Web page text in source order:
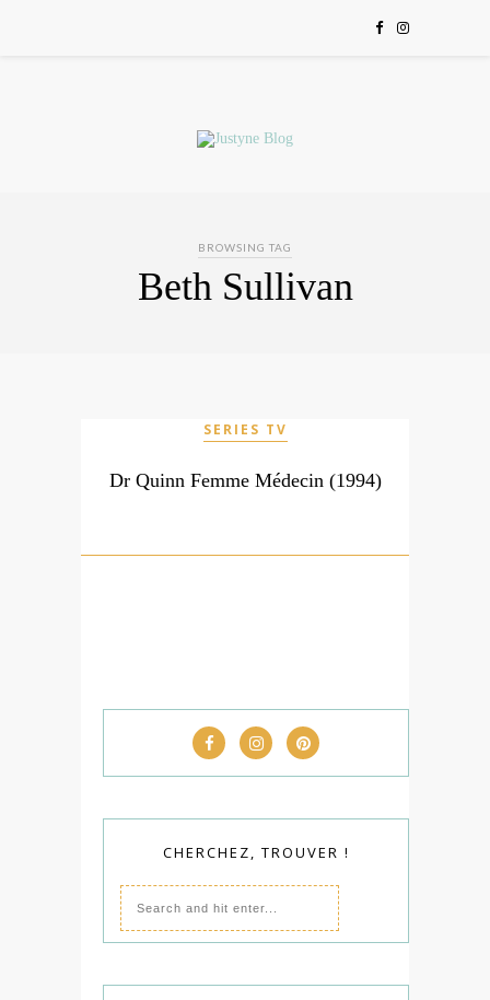
BROWSING TAG
Beth Sullivan
SERIES TV
Dr Quinn Femme Médecin (1994)
CHERCHEZ, TROUVER !